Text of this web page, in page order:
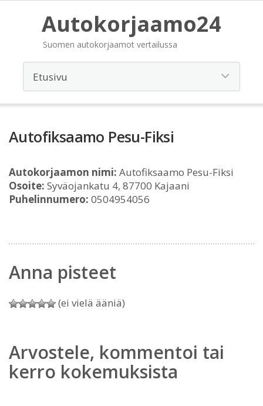
Autokorjaamo24
Suomen autokorjaamot vertailussa
Autofiksaamo Pesu-Fiksi
Autokorjaamon nimi: Autofiksaamo Pesu-Fiksi
Osoite: Syväojankatu 4, 87700 Kajaani
Puhelinnumero: 0504954056
Anna pisteet
(ei vielä ääniä)
Arvostele, kommentoi tai
kerro kokemuksista